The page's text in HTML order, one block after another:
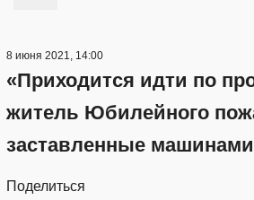
8 июня 2021, 14:00
«Приходится идти по
житель Юбилейного
заставленные
Поделиться